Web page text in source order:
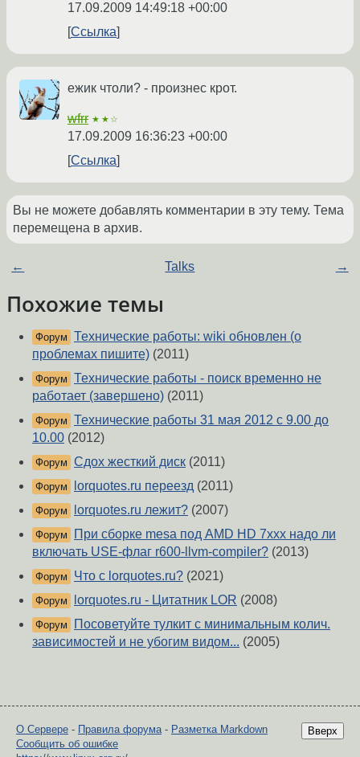
17.09.2009 14:49:18 +00:00
Ссылка
ежик чтоли? - произнес крот.
wfrr ★★☆
17.09.2009 16:36:23 +00:00
Ссылка
Вы не можете добавлять комментарии в эту тему. Тема
перемещена в архив.
← Talks →
Похожие темы
Форум Технические работы: wiki обновлен (о
проблемах пишите) (2011)
Форум Технические работы - поиск временно не
работает (завершено) (2011)
Форум Технические работы 31 мая 2012 с 9.00 до
10.00 (2012)
Форум Сдох жесткий диск (2011)
Форум lorquotes.ru переезд (2011)
Форум lorquotes.ru лежит? (2007)
Форум
При сборке mesa под AMD HD 7xxx надо ли
включать USE-флаг r600-llvm-compiler? (2013)
Форум Что с lorquotes.ru? (2021)
Форум lorquotes.ru - Цитатник LOR (2008)
Форум
Посоветуйте тулкит с минимальным колич.
зависимостей и не убогим видом... (2005)
Вверх
О Сервере - Правила форума- Разметка Markdown
Сообщить об ошибке